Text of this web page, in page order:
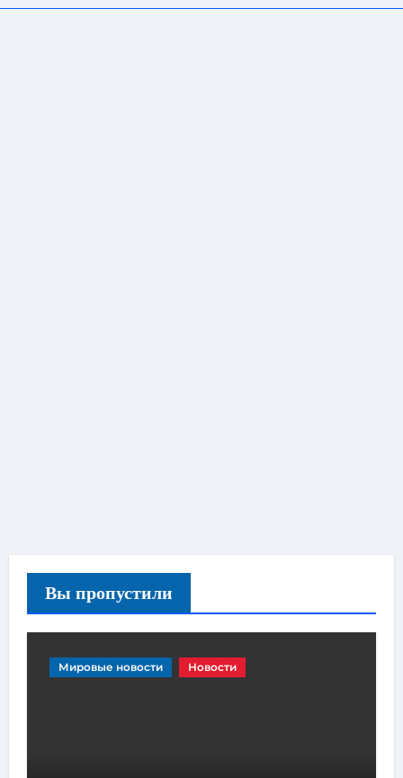
Вы пропустили
Мировые новости Новости